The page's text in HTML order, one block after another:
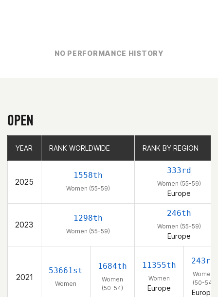
NO PERFORMANCE HISTORY
OPEN
YEAR RANK WORLDWIDE RANK BY REGION
2025
1558th
Women (55-59)
333rd
Women (55-59)
Europe
2023
1298th
Women (55-59)
246th
Women (55-59)
Europe
2021
53661st
Women
1684th
Women
(50-54)
11355th
Women
Europe
243rd
Women
(50-54)
Europe
YEAR RANK WORLDWIDE RANK BY REGION